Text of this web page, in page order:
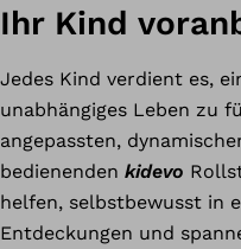
Ihr Kind
Jedes Kind verdient es,
unabhängiges Leben zu
angepassten,
bedienenden kidevo
helfen, selbstbewusst in
Entdeckungen und